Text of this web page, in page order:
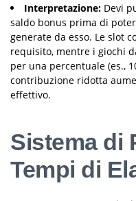
Interpretazione: Devi
saldo bonus prima di
generate da esso. Le slot
requisito, mentre i giochi
per una percentuale (es.,
contribuzione ridotta
effettivo.
Sistema di
Tempi di